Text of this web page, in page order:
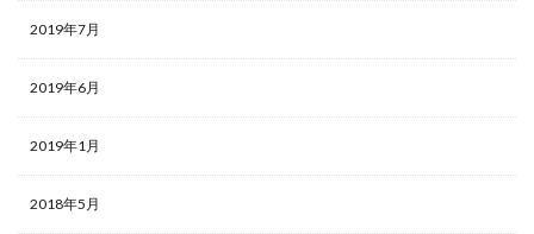
2019年7月
2019年6月
2019年1月
2018年5月